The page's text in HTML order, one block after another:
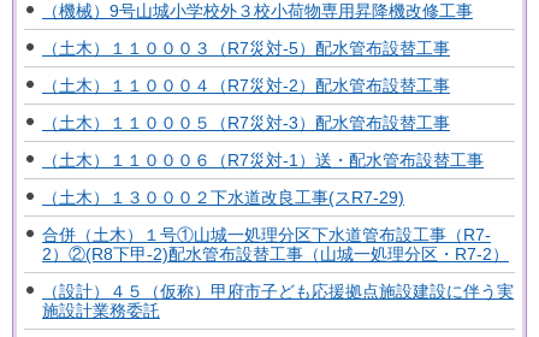
（機械）9号山城小学校外３校小荷物専用昇降機改修工事
（土木）１１０００３（R7災対-5）配水管布設替工事
（土木）１１０００４（R7災対-2）配水管布設替工事
（土木）１１０００５（R7災対-3）配水管布設替工事
（土木）１１０００６（R7災対-1）送・配水管布設替工事
（土木）１３０００２下水道改良工事(スR7-29)
合併（土木）１号①山城一処理分区下水道管布設工事（R7-
2）②(R8下甲-2)配水管布設替工事（山城一処理分区・R7-2）
（設計）４５（仮称）甲府市子ども応援拠点施設建設に伴う実
施設計業務委託